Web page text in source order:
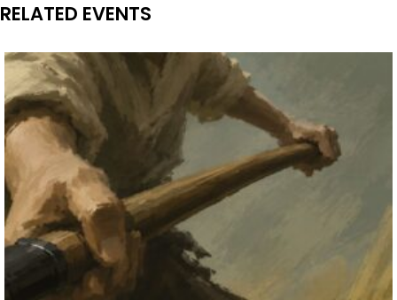
RELATED EVENTS